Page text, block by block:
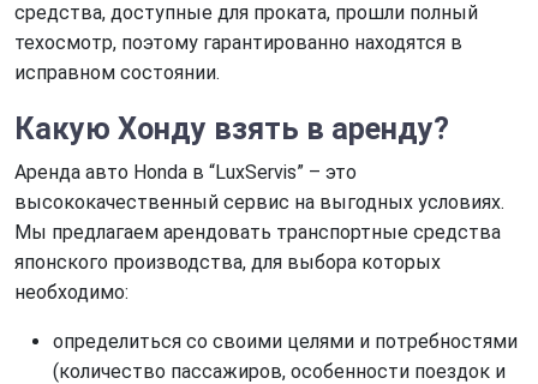
средства, доступные для проката, прошли полный
техосмотр, поэтому гарантированно находятся в
исправном состоянии.
Какую Хонду взять в аренду?
Аренда авто Honda в “LuxServis” – это
высококачественный сервис на выгодных условиях.
Мы предлагаем арендовать транспортные средства
японского производства, для выбора которых
необходимо:
определиться со своими целями и потребностями
(количество пассажиров, особенности поездок и